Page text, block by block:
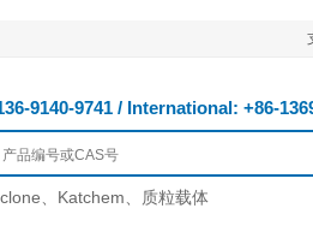
9140-9741 / International: +86-
、Katchem、质粒载体